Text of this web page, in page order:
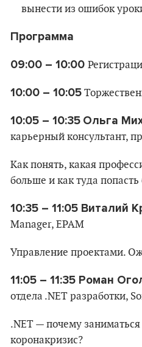
вынести из ошибок
Программа
09:00 – 10:00
10:00 – 10:05
10:05 – 10:35 Ольга
карьерный консультант,
Как понять, какая
больше и как туда
10:35 – 11:05 Виталий
Manager, EPAM
Управление проектами.
11:05 – 11:35 Роман
отдела .NET разработки,
.NET — почему
коронакризис?